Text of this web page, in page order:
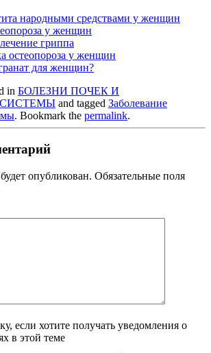
народными средствами у женщин
у женщин
гриппа
остеопороза у женщин
для женщин?
in БОЛЕЗНИ ПОЧЕК И
and tagged Заболевание
. Bookmark the permalink.
опубликован. Обязательные поля
если хотите получать уведомления о
в этой теме